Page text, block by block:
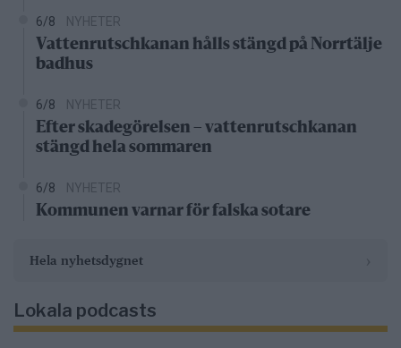
6/8 NYHETER
Vattenrutschkanan hålls stängd på Norrtälje
badhus
6/8 NYHETER
Efter skadegörelsen – vattenrutschkanan
stängd hela sommaren
6/8 NYHETER
Kommunen varnar för falska sotare
Hela nyhetsdygnet
Lokala podcasts